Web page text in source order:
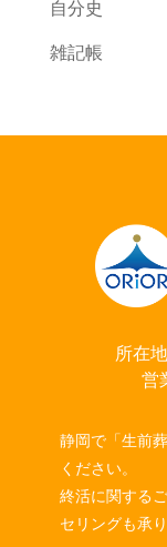
自分史
雑記帳
所在
営
静岡で「生前
ください。
終活に関する
セリングも承り